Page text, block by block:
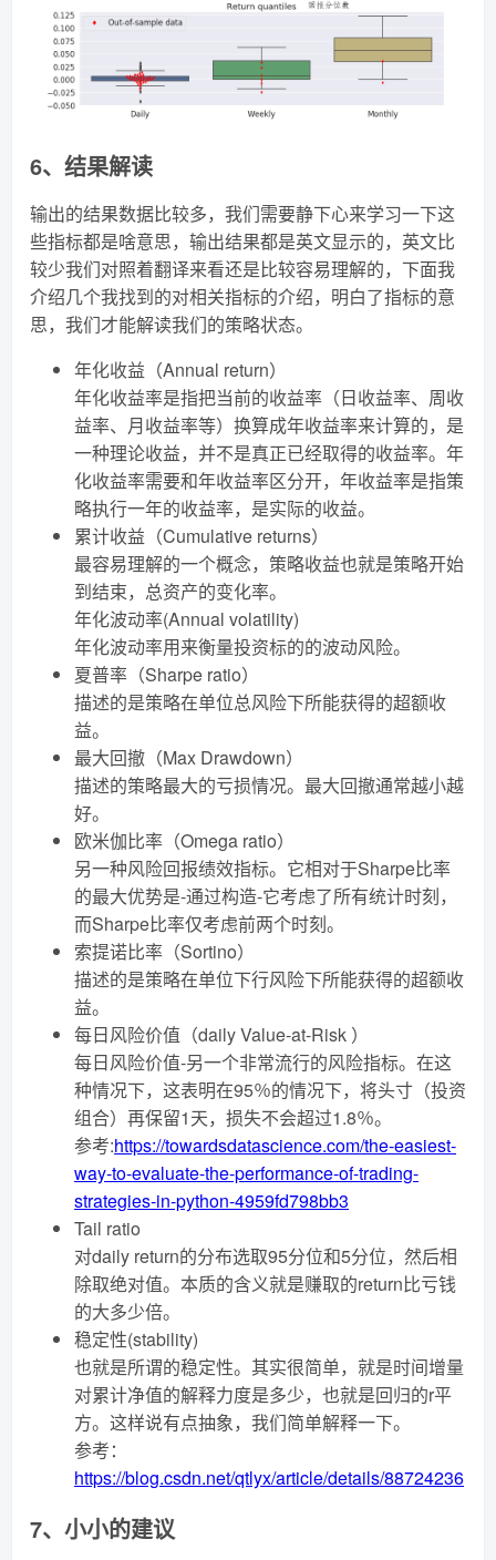
6、结果解读
输出的结果数据比较多，我们需要静下心来学习一下这
些指标都是啥意思，输出结果都是英文显示的，英文比
较少我们对照着翻译来看还是比较容易理解的，下面我
介绍几个我找到的对相关指标的介绍，明白了指标的意
思，我们才能解读我们的策略状态。
年化收益（Annual return）
年化收益率是指把当前的收益率（日收益率、周收
益率、月收益率等）换算成年收益率来计算的，是
一种理论收益，并不是真正已经取得的收益率。年
化收益率需要和年收益率区分开，年收益率是指策
略执行一年的收益率，是实际的收益。
累计收益（Cumulative returns）
最容易理解的一个概念，策略收益也就是策略开始
到结束，总资产的变化率。
年化波动率(Annual volatility)
年化波动率用来衡量投资标的的波动风险。
夏普率（Sharpe ratio）
描述的是策略在单位总风险下所能获得的超额收
益。
最大回撤（Max Drawdown）
描述的策略最大的亏损情况。最大回撤通常越小越
好。
欧米伽比率（Omega ratio）
另一种风险回报绩效指标。它相对于Sharpe比率
的最大优势是-通过构造-它考虑了所有统计时刻，
而Sharpe比率仅考虑前两个时刻。
索提诺比率（Sortino）
描述的是策略在单位下行风险下所能获得的超额收
益。
每日风险价值（daily Value-at-Risk ）
每日风险价值-另一个非常流行的风险指标。在这
种情况下，这表明在95％的情况下，将头寸（投资
组合）再保留1天，损失不会超过1.8％。
参考:https://towardsdatascience.com/the-easiest-
way-to-evaluate-the-performance-of-trading-
strategies-in-python-4959fd798bb3
Tail ratio
对daily return的分布选取95分位和5分位，然后相
除取绝对值。本质的含义就是赚取的return比亏钱
的大多少倍。
稳定性(stability)
也就是所谓的稳定性。其实很简单，就是时间增量
对累计净值的解释力度是多少，也就是回归的r平
方。这样说有点抽象，我们简单解释一下。
参考：
https://blog.csdn.net/qtlyx/article/details/88724236
7、小小的建议